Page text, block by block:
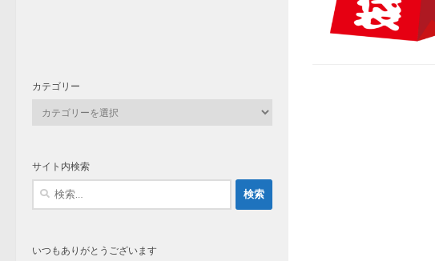
カテゴリー
ー
サイト内検索
いつもありがとうございます